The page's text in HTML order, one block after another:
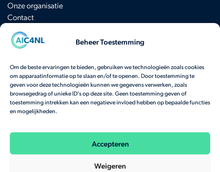
Beheer Toestemming
Om de beste ervaringen te bieden, gebruiken we technologieën zoals cookies
om apparaatinformatie op te slaan en/of te openen. Door toestemming te
geven voor deze technologieën kunnen we gegevens verwerken, zoals
browsegedrag of unieke ID's op deze site. Geen toestemming geven of
toestemming intrekken kan een negatieve invloed hebben op bepaalde functies
en mogelijkheden.
Accepteren
Weigeren
Onze organisatie
Contact
Schrijf je in voor de nieuwsbrief
Heb je een vraag? Neemhiercontact op.
Bekijk onze veelgestelde vragen
Onze activiteiten worden gefinancierd door hetNationaal Groeifondsen hetMinisterie
van Economische Zaken.